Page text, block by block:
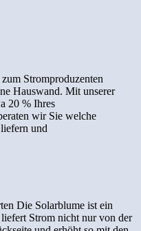
Stromproduzenten
Hauswand. Mit unserer
20 % Ihres
wir Sie welche
und
Die Solarblume ist ein
Strom nicht nur von der